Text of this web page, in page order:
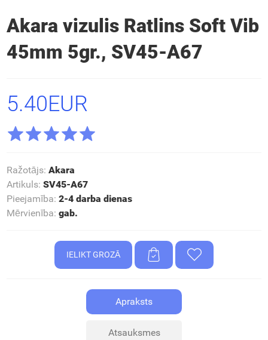
Akara vizulis Ratlins Soft Vib
45mm 5gr., SV45-A67
5.40EUR
Ražotājs: Akara
Artikuls: SV45-A67
Pieejamība: 2-4 darba dienas
Mērvienība: gab.
Apraksts
Atsauksmes